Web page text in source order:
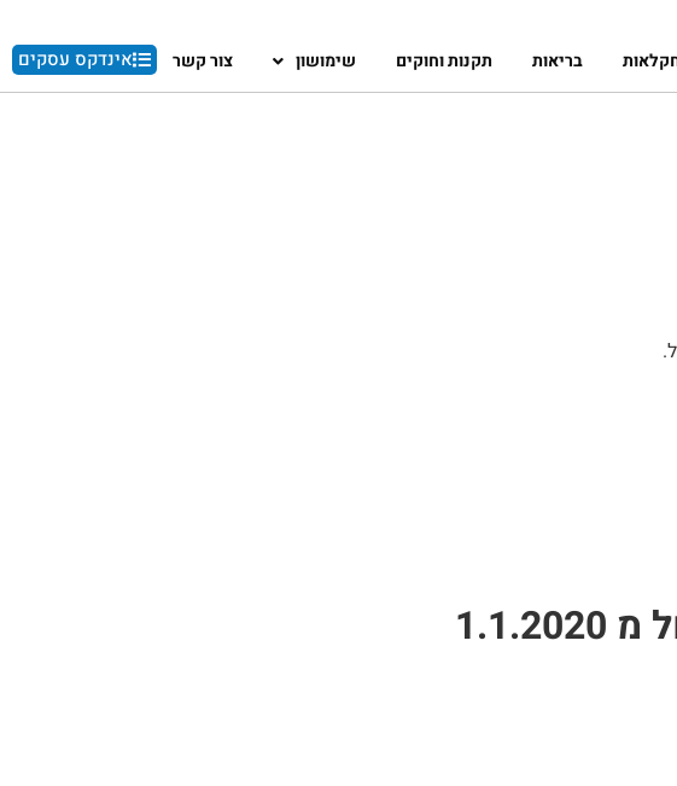
בריאות תקנות וחוקים שימושון צור קשר אינדקס עסקים